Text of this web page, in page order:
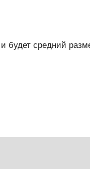
будет средний